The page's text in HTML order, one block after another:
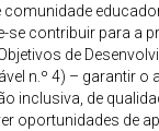
comunidade
se contribuir para a
de
n.º 4) – garantir o
inclusiva, de
oportunidades de